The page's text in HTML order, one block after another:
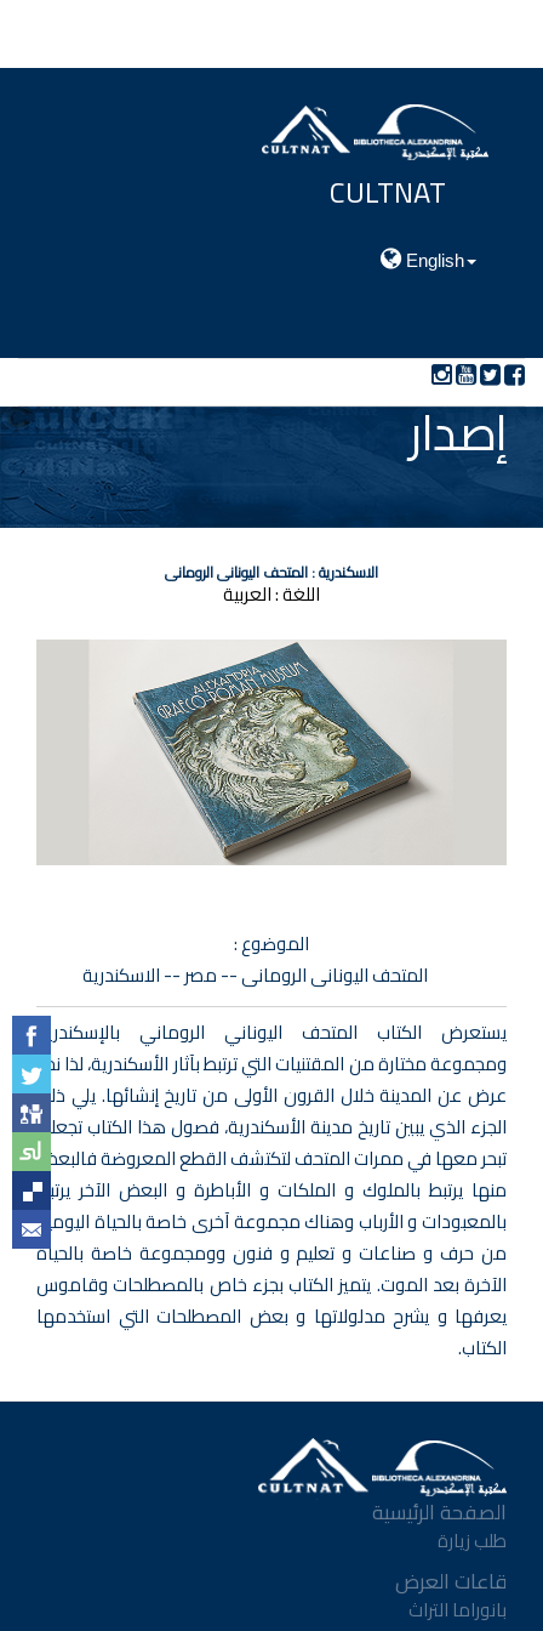
CULTNAT
English
إصدار
الاسكندرية : المتحف اليونانى الرومانى
اللغة :العربية
الموضوع :
المتحف اليونانى الرومانى -- مصر -- الاسكندرية
يستعرض الكتاب المتحف اليوناني الروماني بالإسكندرية
ومجموعة مختارة من المقتنيات التي ترتبط بآثار الأسكندرية، لذا نجد
عرض عن المدينة خلال القرون الأولى من تاريخ إنشائها. يلي ذلك
الجزء الذي يبين تاريخ مدينة الأسكندرية، فصول هذا الكتاب تجعلك
تبحر معها في ممرات المتحف لتكتشف القطع المعروضة فالبعض
منها يرتبط بالملوك و الملكات و الأباطرة و البعض الآخر يرتبط
بالمعبودات و الأرباب وهناك مجموعة آخرى خاصة بالحياة اليومية
من حرف و صناعات و تعليم و فنون وومجموعة خاصة بالحياة
الآخرة بعد الموت. يتميز الكتاب بجزء خاص بالمصطلحات وقاموس
يعرفها و يشرح مدلولاتها و بعض المصطلحات التي استخدمها
الكتاب.
الصفحة الرئيسية
طلب زيارة
قاعات العرض
بانوراما التراث